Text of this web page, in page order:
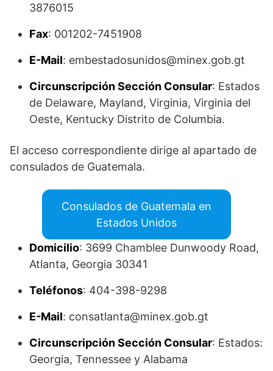
3876015
Fax: 001202-7451908
E-Mail: embestadosunidos@minex.gob.gt
Circunscripción Sección Consular: Estados
de Delaware, Mayland, Virginia, Virginia del
Oeste, Kentucky Distrito de Columbia.
El acceso correspondiente dirige al apartado de
consulados de Guatemala.
Consulados de Guatemala en
Estados Unidos
Domicilio: 3699 Chamblee Dunwoody Road,
Atlanta, Georgia 30341
Teléfonos: 404-398-9298
E-Mail: consatlanta@minex.gob.gt
Circunscripción Sección Consular: Estados:
Georgia, Tennessee y Alabama